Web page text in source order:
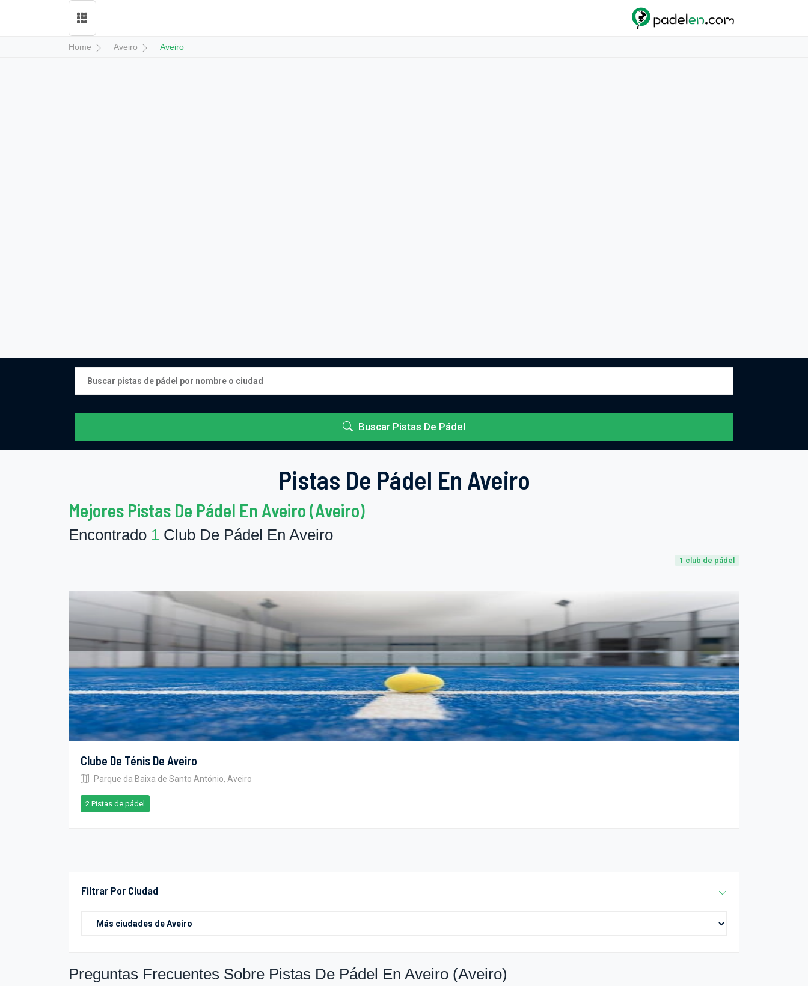
Home Aveiro Aveiro
Buscar Pistas De Pádel
Pistas De Pádel En Aveiro
Mejores Pistas De Pádel En Aveiro (Aveiro)
Encontrado 1 Club De Pádel En Aveiro
1 club de pádel
Filtrar Por Ciudad
Clube De Ténis De Aveiro
Parque da Baixa de Santo António, Aveiro
2 Pistas de pádel
Preguntas Frecuentes Sobre Pistas De Pádel En Aveiro (Aveiro)